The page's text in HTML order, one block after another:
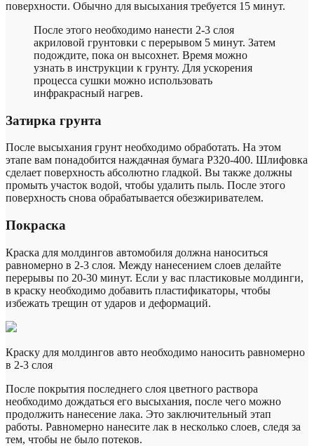
поверхности. Обычно для высыхания требуется 15 минут.
После этого необходимо нанести 2-3 слоя
акриловой грунтовки с перерывом 5 минут. Затем
подождите, пока он высохнет. Время можно
узнать в инструкции к грунту. Для ускорения
процесса сушки можно использовать
инфракрасный нагрев.
Затирка грунта
После высыхания грунт необходимо обработать. На этом
этапе вам понадобится наждачная бумага Р320-400. Шлифовка
сделает поверхность абсолютно гладкой. Вы также должны
промыть участок водой, чтобы удалить пыль. После этого
поверхность снова обрабатывается обезжиривателем.
Покраска
Краска для молдингов автомобиля должна наноситься
равномерно в 2-3 слоя. Между нанесением слоев делайте
перерывы по 20-30 минут. Если у вас пластиковые молдинги,
в краску необходимо добавить пластификаторы, чтобы
избежать трещин от ударов и деформаций.
Краску для молдингов авто необходимо наносить равномерно
в 2-3 слоя
После покрытия последнего слоя цветного раствора
необходимо дождаться его высыхания, после чего можно
продолжить нанесение лака. Это заключительный этап
работы. Равномерно нанесите лак в несколько слоев, следя за
тем, чтобы не было потеков.